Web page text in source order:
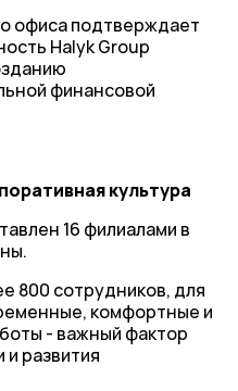
офиса подтверждает
Halyk Group
финансовой
культура
16 филиалами в
800 сотрудников, для
комфортные и
- важный фактор
развития